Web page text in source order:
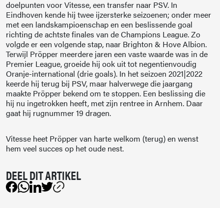
doelpunten voor Vitesse, een transfer naar PSV. In
Eindhoven kende hij twee ijzersterke seizoenen; onder meer
met een landskampioenschap en een beslissende goal
richting de achtste finales van de Champions League. Zo
volgde er een volgende stap, naar Brighton & Hove Albion.
Terwijl Pröpper meerdere jaren een vaste waarde was in de
Premier League, groeide hij ook uit tot negentienvoudig
Oranje-international (drie goals). In het seizoen 2021|2022
keerde hij terug bij PSV, maar halverwege die jaargang
maakte Pröpper bekend om te stoppen. Een beslissing die
hij nu ingetrokken heeft, met zijn rentree in Arnhem. Daar
gaat hij rugnummer 19 dragen.
Vitesse heet Pröpper van harte welkom (terug) en wenst
hem veel succes op het oude nest.